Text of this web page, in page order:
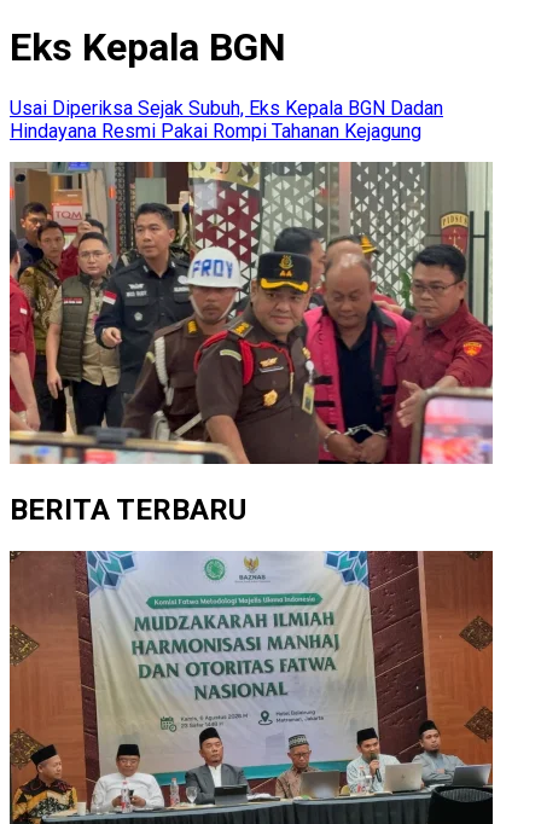
Eks Kepala BGN
Usai Diperiksa Sejak Subuh, Eks Kepala BGN Dadan
Hindayana Resmi Pakai Rompi Tahanan Kejagung
BERITA TERBARU